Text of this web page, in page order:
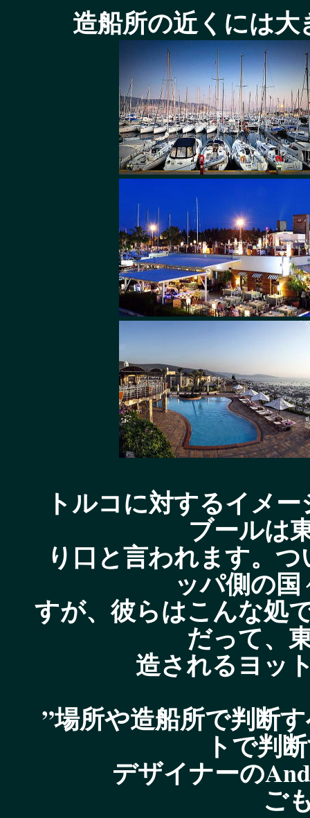
造船所の近くには
トルコに対するイメ
ブールは
り口と言われます。
ッパ側の
すが、彼らはこんな処
だって、
造されるヨッ
”場所や造船所で判断
トで判
デザイナーの
ご